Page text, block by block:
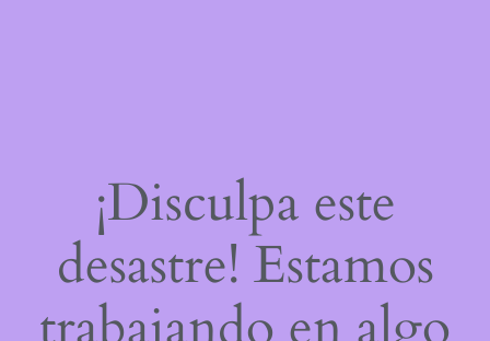
¡Disculpa este
desastre! Estamos